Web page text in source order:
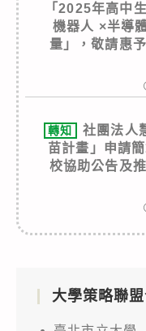
「2025年高中
機器人 ×半導
量」，敬請惠
轉知
社團法人
苗計畫」申請
校協助公告及
大學策略聯